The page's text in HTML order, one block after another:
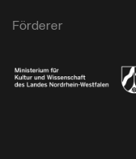
Förderer